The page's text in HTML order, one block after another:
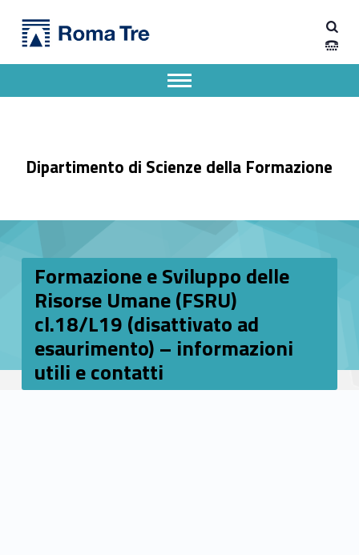
Formazione e Sviluppo delle Risorse Umane (FSRU) cl.18/L19 (disattivato ad esaurimento) - informazioni utili e contatti - Dipartimento di Scienze della Formazione
Dipartimento di Scienze della Formazione dell'Università degli Studi Roma Tre
Dipartimento di Scienze della Formazione
Apri il menu secondario
Header info sidebar
Formazione e Sviluppo delle
Risorse Umane (FSRU)
cl.18/L19 (disattivato ad
esaurimento) – informazioni
utili e contatti